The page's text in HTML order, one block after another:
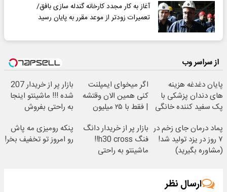
آغاز به کار مجدد کارخانه گندله سازی بافق/
تعمیرات زودتر از موعد مقرر به پایان رسید
از سراسر وب
پایان دغدغه هزینه
های دندان پزشکی با
پک سفید کننده خانگی
اگر میخوای ایمپلنت
کنی همین الان وقتشه
| فقط با ۲۵ میلیون
بازار پر از خریدار 207
شده !!! ماشینتو اینجا
به راحتی بفروش
پماد درمان جای زخم در
۷ روز در یزد تولید شد!
(مشاوره بگیرید)
بازار پر از خریدار دانگ
فنگ h30 cross!!
ماشینتو به راحتی
پنکه رومیزی مه پاش
رو امروز تو تخفیف بخر!
ارسال نظر